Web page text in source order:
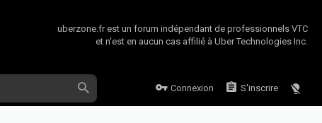
uberzone.fr est un forum indépendant de professionnels VTC
et n'est en aucun cas affilié à Uber Technologies Inc.
Connexion S'inscrire